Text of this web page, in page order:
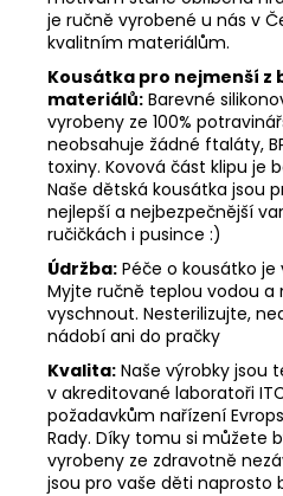
je ručně vyrobené u nás v
kvalitním materiálům.
Kousátka pro nejmenší z
materiálů: Barevné
vyrobeny ze 100%
neobsahuje žádné ftaláty,
toxiny. Kovová část klipu je
Naše dětská kousátka jsou
nejlepší a nejbezpečnější
ručičkách i pusince :)
Údržba: Péče o kousátko
Myjte ručně teplou vodou a
vyschnout. Nesterilizujte,
nádobí ani do pračky
Kvalita: Naše výrobky jsou
v akreditované laboratoři
požadavkům nařízení
Rady. Díky tomu si můžete
vyrobeny ze zdravotně
jsou pro vaše děti naprosto